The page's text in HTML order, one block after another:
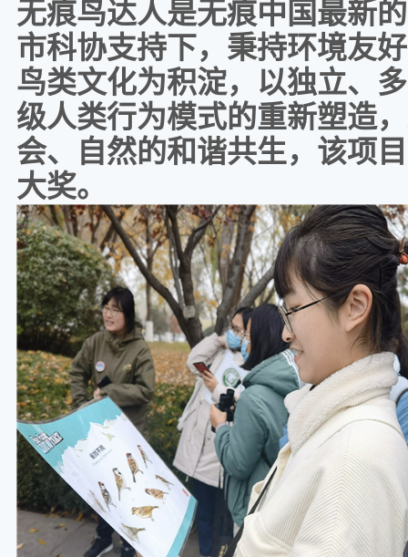
无痕鸟达人是无痕中国最新
市科协支持下，秉持环境友
鸟类文化为积淀，以独立、
级人类行为模式的重新塑造
会、自然的和谐共生，该项
大奖。